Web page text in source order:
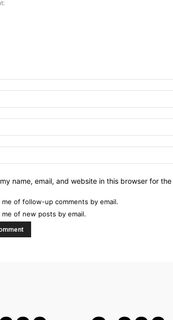
name, email, and website in this browser for
me of follow-up comments by email.
me of new posts by email.